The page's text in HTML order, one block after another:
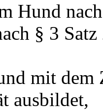
Hund
§ 3
mit dem
ausbildet,